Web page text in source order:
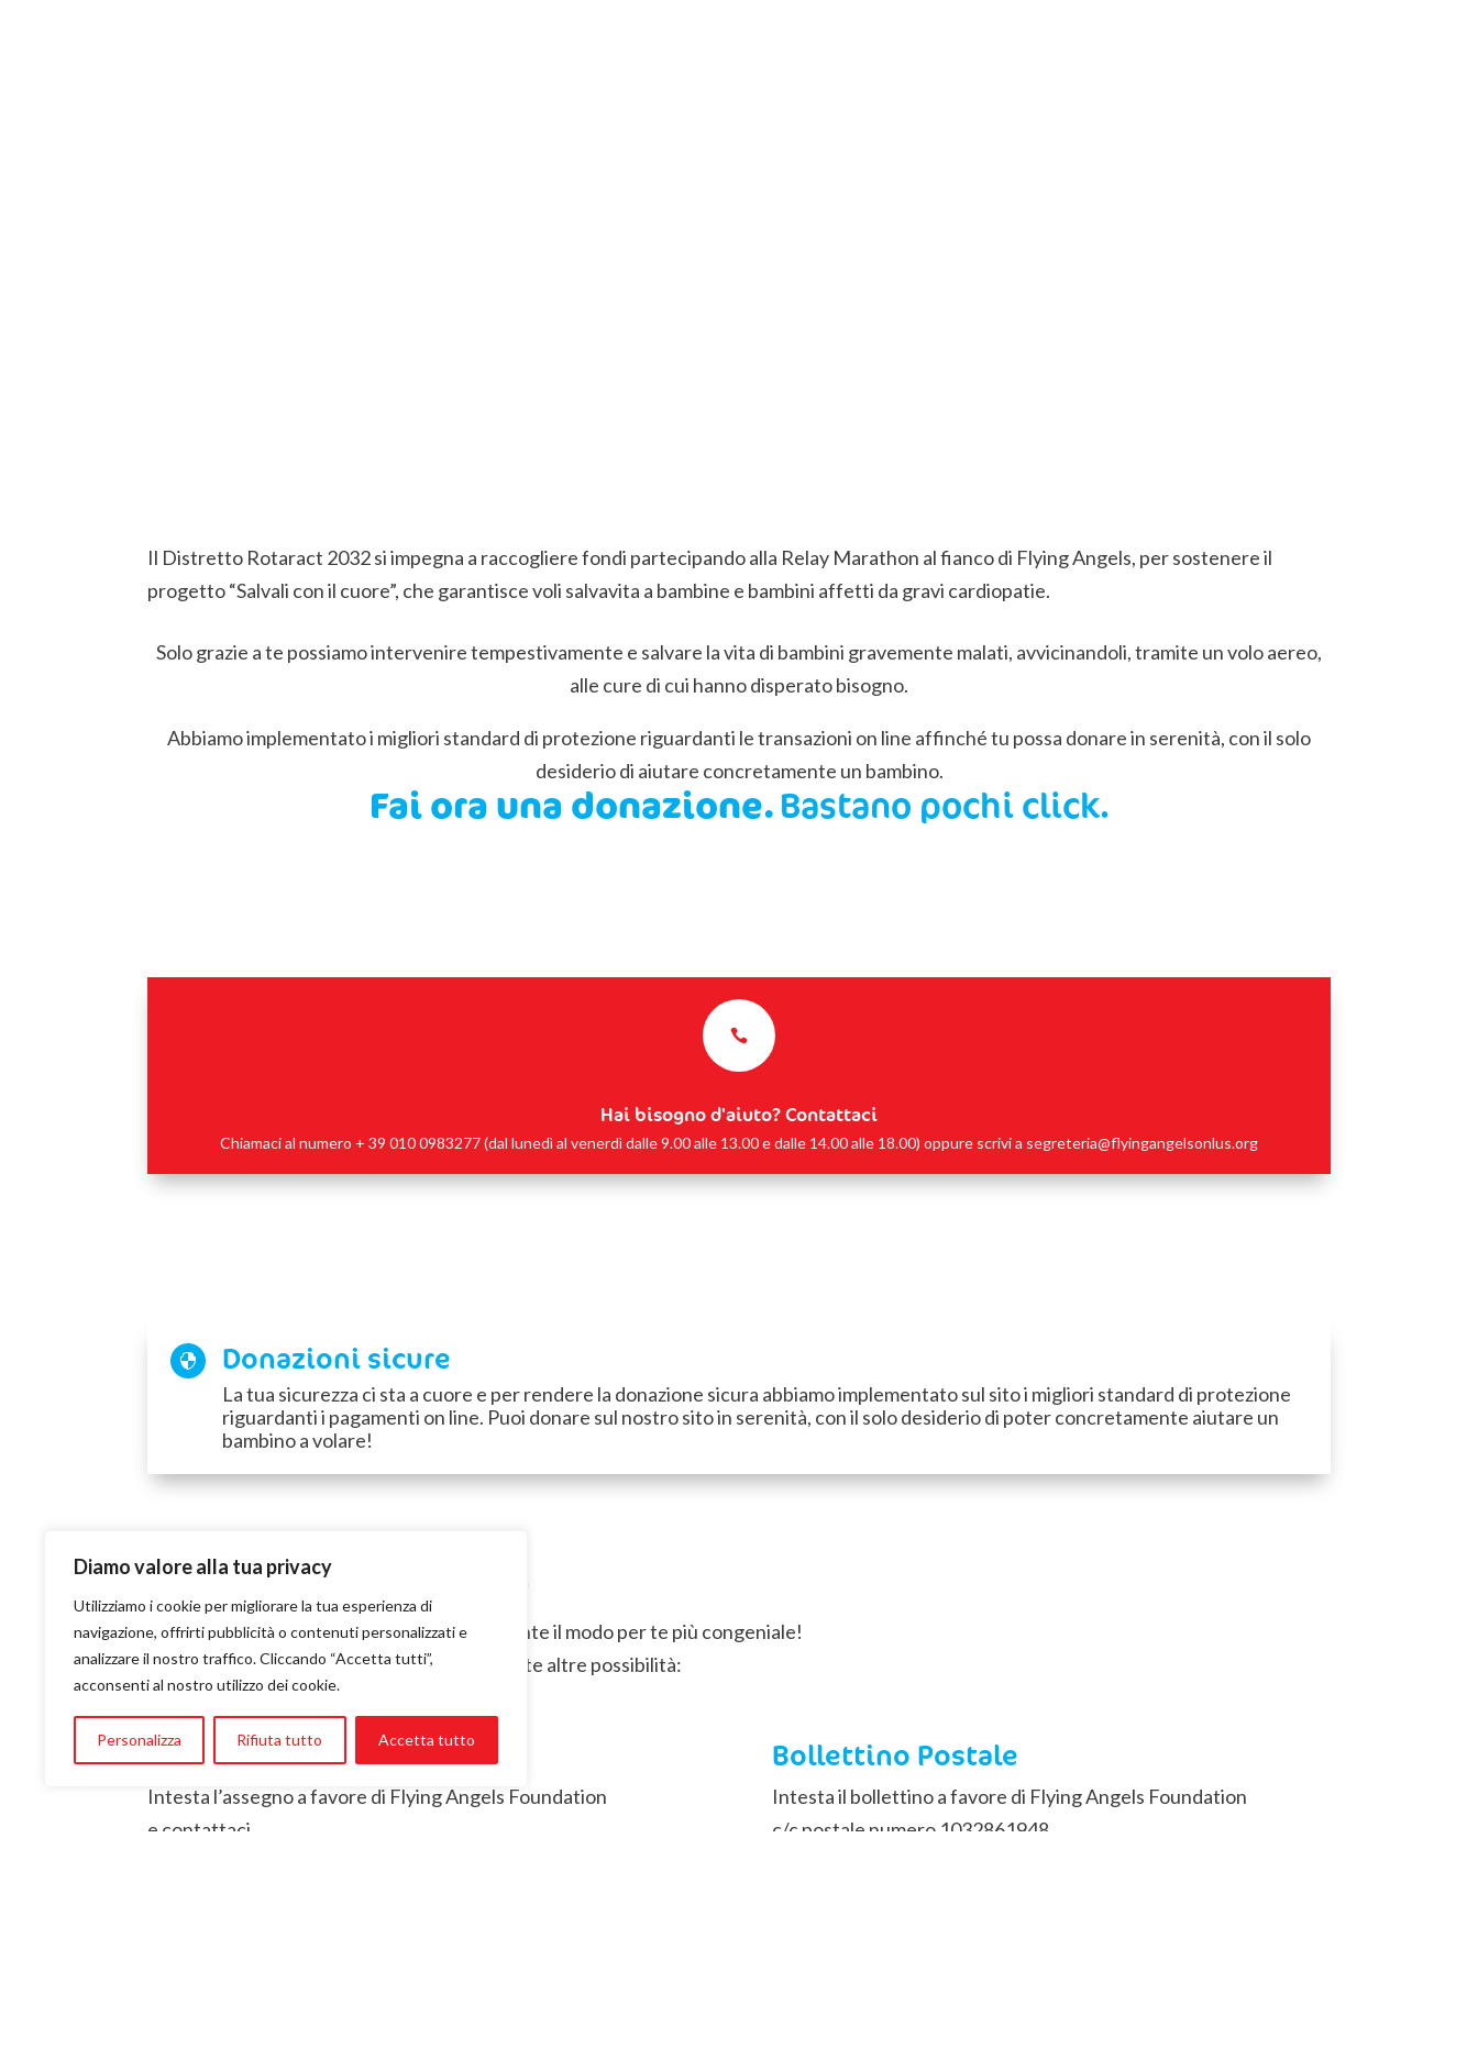
Diamo valore alla tua privacy
Utilizziamo i cookie per migliorare la tua esperienza di
navigazione, offrirti pubblicità o contenuti personalizzati e
analizzare il nostro traffico. Cliccando “Accetta tutti”,
acconsenti al nostro utilizzo dei cookie.
Personalizza Rifiuta tutto Accetta tutto
Il Distretto Rotaract 2032 si impegna a raccogliere fondi partecipando alla Relay Marathon al fianco di Flying Angels, per sostenere il
progetto “Salvali con il cuore”, che garantisce voli salvavita a bambine e bambini affetti da gravi cardiopatie.
Solo grazie a te possiamo intervenire tempestivamente e salvare la vita di bambini gravemente malati, avvicinandoli, tramite un volo aereo,
alle cure di cui hanno disperato bisogno.
Abbiamo implementato i migliori standard di protezione riguardanti le transazioni on line affinché tu possa donare in serenità, con il solo
desiderio di aiutare concretamente un bambino.
Fai ora una donazione.Bastano pochi click.

Hai bisogno d'aiuto? Contattaci
Chiamaci al numero + 39 010 0983277 (dal lunedì al venerdì dalle 9.00 alle 13.00 e dalle 14.00 alle 18.00) oppure scrivi a segreteria@flyingangelsonlus.org
 Donazioni sicure
La tua sicurezza ci sta a cuore e per rendere la donazione sicura abbiamo implementato sul sito i migliori standard di protezione
riguardanti i pagamenti on line. Puoi donare sul nostro sito in serenità, con il solo desiderio di poter concretamente aiutare un
bambino a volare!
Altri modi di donare
Vuoi fare una donazione? Troverai sicuramente il modo per te più congeniale!
Oltre che tramite donazione on line ecco tante altre possibilità:
Assegno non trasferibile
Intesta l’assegno a favore di Flying Angels Foundation
e contattaci.
Bollettino Postale
Intesta il bollettino a favore di Flying Angels Foundation
c/c postale numero 1032861948.